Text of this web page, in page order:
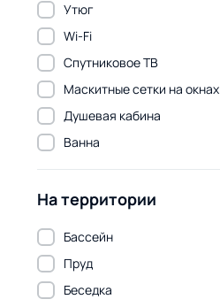
Утюг
Wi-Fi
Спутниковое ТВ
Маскитные сетки на окнах
Душевая кабина
Ванна
На территории
Бассейн
Пруд
Беседка